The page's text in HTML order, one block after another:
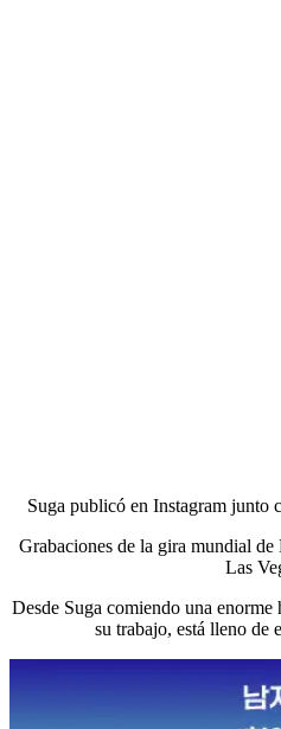
Suga publicó en Instagram
Grabaciones de la gira mundial
Las
Desde Suga comiendo una enorme
su trabajo, está lleno de